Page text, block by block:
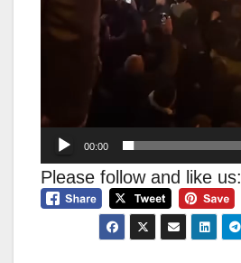
00:00
Please follow and like us: